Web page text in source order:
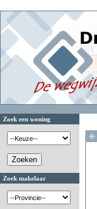
Zoek een woning
Zoek makelaar